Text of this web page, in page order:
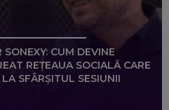
CUM DEVINE
REȚEAUA SOCIALĂ CARE
SFÂRȘITUL SESIUNII